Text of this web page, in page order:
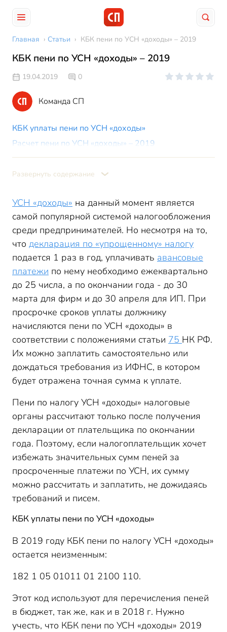
Главная › Статьи › КБК пени по УСН «доходы» – 2019
КБК пени по УСН «доходы» – 2019
19.04.2019 0
Команда СП
КБК уплаты пени по УСН «доходы»
Расчет пени по УСН «доходы» – 2019
Пример
Пени по УСН «доходы» – проводки
Развернуть содержание
УСН «доходы» на данный момент является
самой популярной системой налогообложения
среди предпринимателей. Но несмотря на то,
что декларация по «упрощенному» налогу
подается 1 раз в год, уплачивать авансовые
платежи по нему необходимо ежеквартально
до 25 числа, а по окончании года - до 30
марта для фирм и до 30 апреля для ИП. При
просрочке сроков уплаты должнику
начисляются пени по УСН «доходы» в
соответствии с положениями статьи 75 НК РФ.
Их можно заплатить самостоятельно или
дождаться требования из ИФНС, в котором
будет отражена точная сумма к уплате.
Пени по налогу УСН «доходы» налоговые
органы рассчитают только после получения
декларации от плательщика по окончании
года. Поэтому, если налогоплательщик хочет
избежать значительных сумм пеней за
просроченные платежи по УСН, их сумму
можно рассчитать и заплатить, не дожидаясь
требований и писем.
КБК уплаты пени по УСН «доходы»
В 2019 году КБК пени по налогу УСН «доходы»
остается неизменным:
182 1 05 01011 01 2100 110.
Этот код используют для перечисления пеней
в бюджет, так же, как и в 2018 г. Нужно
учесть, что КБК пени по УСН «доходы» 2019